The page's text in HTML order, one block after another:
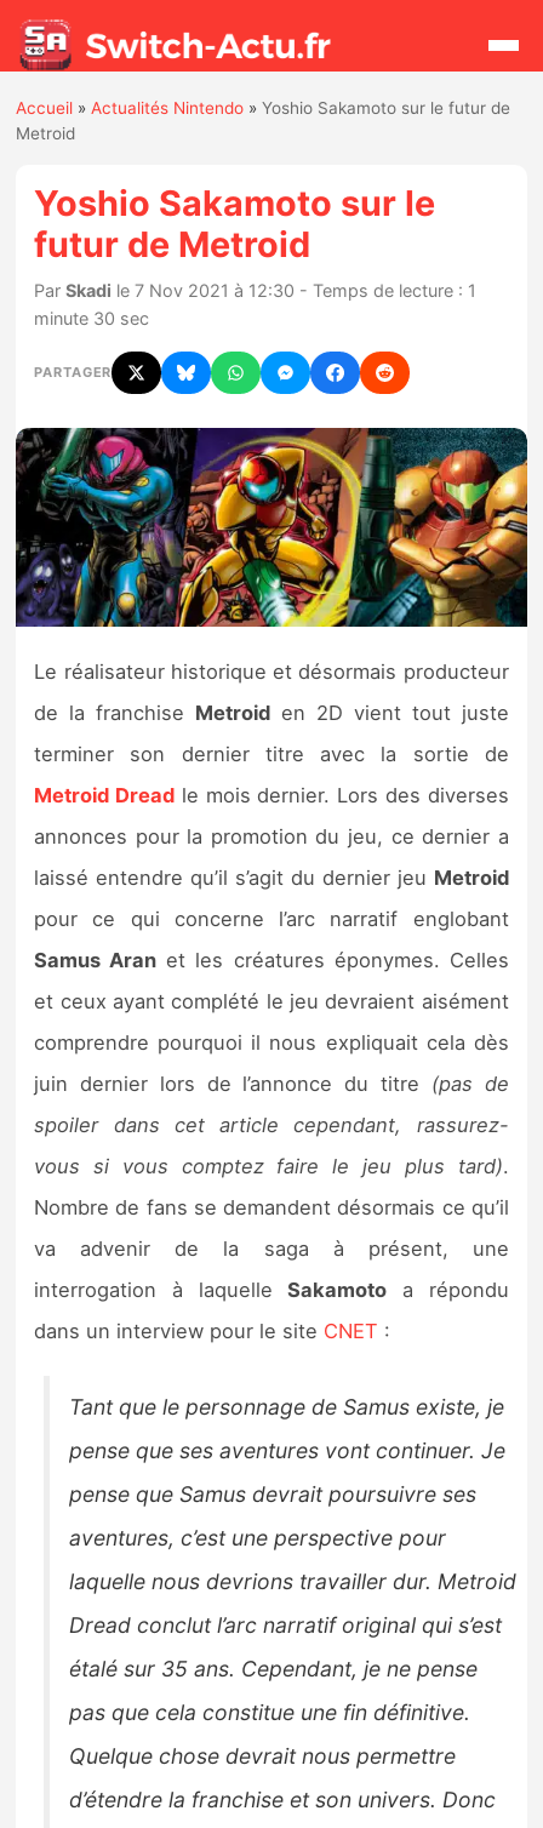
Actualités
Jeux
Hardware
Chiffres de ventes
Rumeurs
Nintendo Direct
Tests et previews
Tests de jeux
Tests d’accessoires
Autres tests
Previews
Précommandes
Précommandes jeux Switch 2
Sorties de jeux
Bons plans
Guides
Accueil »Actualités Nintendo »Yoshio Sakamoto sur le futur de
Metroid
Yoshio Sakamoto sur le
futur de Metroid
ParSkadi le 7 Nov 2021 à 12:30 - Temps de lecture : 1
minute 30 sec
PARTAGER
Le réalisateur historique et désormais producteur
de la franchise Metroid en 2D vient tout juste
terminer son dernier titre avec la sortie de
Metroid Dread le mois dernier. Lors des diverses
annonces pour la promotion du jeu, ce dernier a
laissé entendre qu’il s’agit du dernier jeu Metroid
pour ce qui concerne l’arc narratif englobant
Samus Aran et les créatures éponymes. Celles
et ceux ayant complété le jeu devraient aisément
comprendre pourquoi il nous expliquait cela dès
juin dernier lors de l’annonce du titre (pas de
spoiler dans cet article cependant, rassurez-
vous si vous comptez faire le jeu plus tard).
Nombre de fans se demandent désormais ce qu’il
va advenir de la saga à présent, une
interrogation à laquelleSakamoto a répondu
dans un interview pour le site CNET :
Tant que le personnage de Samus existe, je
pense que ses aventures vont continuer. Je
pense que Samus devrait poursuivre ses
aventures, c’est une perspective pour
laquelle nous devrions travailler dur. Metroid
Dread conclut l’arc narratif original qui s’est
étalé sur 35 ans. Cependant, je ne pense
pas que cela constitue une fin définitive.
Quelque chose devrait nous permettre
d’étendre la franchise et son univers. Donc